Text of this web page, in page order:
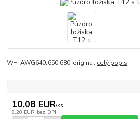
WH-AWG640,650,680-original celý popis
10,08 EUR/ks
8,20 EUR bez DPH